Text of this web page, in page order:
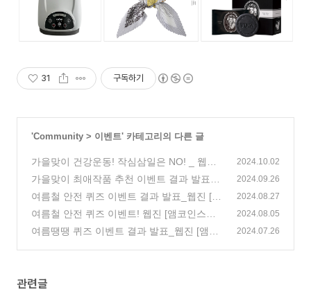
31 구독하기
'Community > 이벤트' 카테고리의 다른 글
가을맞이 건강운동! 작심삼일은 NO! _ 웹진
[앰코인스토리]
(512)
2024.10.02
가을맞이 최애작품 추천 이벤트 결과 발표_
웹진 [앰코인스토리]
(2)
2024.09.26
여름철 안전 퀴즈 이벤트 결과 발표_웹진 [앰
코인스토리]
(0)
2024.08.27
여름철 안전 퀴즈 이벤트! 웹진 [앰코인스토
리]
(994)
2024.08.05
여름땡땡 퀴즈 이벤트 결과 발표_웹진 [앰코
2024.07.26
관련글